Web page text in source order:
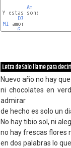
Am
Y estas son:
D7
MI amor
G
Letra de Sólo llame para
Nuevo año no hay
ni chocolates en
admirar
de hecho es solo un
No hay tibio sol, ni
no hay frescas flores
en dos palabras lo